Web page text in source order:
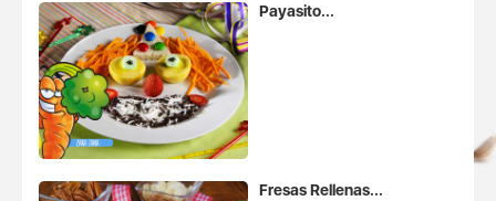
Payasito...
Fresas Rellenas...